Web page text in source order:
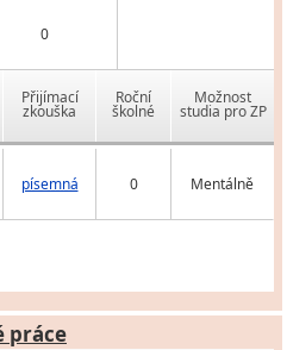
0
Přijímací
zkouška
Roční
školné
Možnost
studia pro ZP
písemná 0 Mentálně
práce